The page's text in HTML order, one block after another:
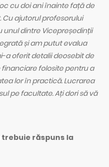
cu doi ani înainte față de
ajutorul profesorului
dintre Vicepreședinții
și am putut evalua
a oferit detalii deosebit de
folosite pentru a
lor în practică. Lucrarea
pe facultate. Ați dori să vă
trebuie răspuns la